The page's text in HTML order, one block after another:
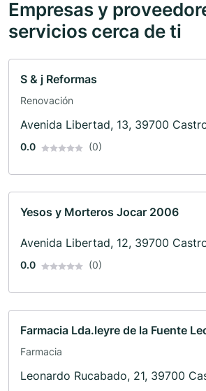
Empresas y
servicios cerca de ti
S & j Reformas
Renovación
Avenida Libertad, 13, 39700
0.0 (0)
Yesos y Morteros Jocar 2006
Avenida Libertad, 12, 39700
0.0 (0)
Farmacia Lda.leyre de la Fuente
Farmacia
Leonardo Rucabado, 21, 39700